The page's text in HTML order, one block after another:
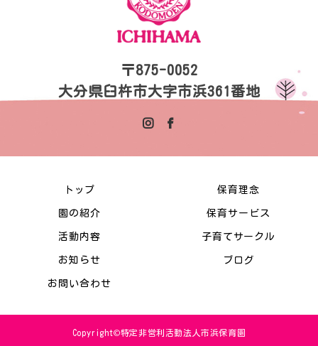
〒875-0052
大分県臼杵市大字市浜361番地
トップ 保育理念
園の紹介 保育サービス
活動内容 子育てサークル
お知らせ ブログ
お問い合わせ
Copyright©特定非営利活動法人市浜保育園